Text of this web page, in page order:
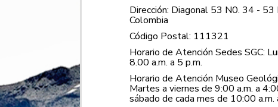
Dirección: Diagonal 53 N0. 34 - 53
Colombia
Código Postal: 111321
Horario de Atención Sedes SGC:
8.00 a.m. a 5 p.m.
Horario de Atención Museo
Martes a viernes de 9:00 a.m. a
sábado de cada mes de 10:00 a.m.